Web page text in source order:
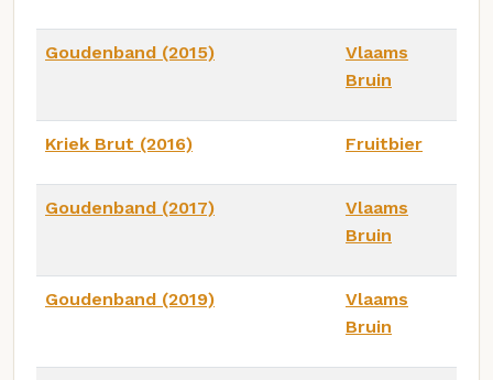
Goudenband (2015)
Vlaams
Bruin
Kriek Brut (2016) Fruitbier
Goudenband (2017)
Vlaams
Bruin
Goudenband (2019)
Vlaams
Bruin